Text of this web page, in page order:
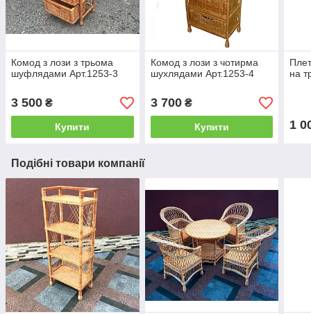
Комод з лози з трьома
шуфлядами Арт.1253-3
3 500 ₴
Купити
Комод з лози з чотирма
шухлядами Арт.1253-4
3 700₴
Купити
на
1
Подібні товари компанії